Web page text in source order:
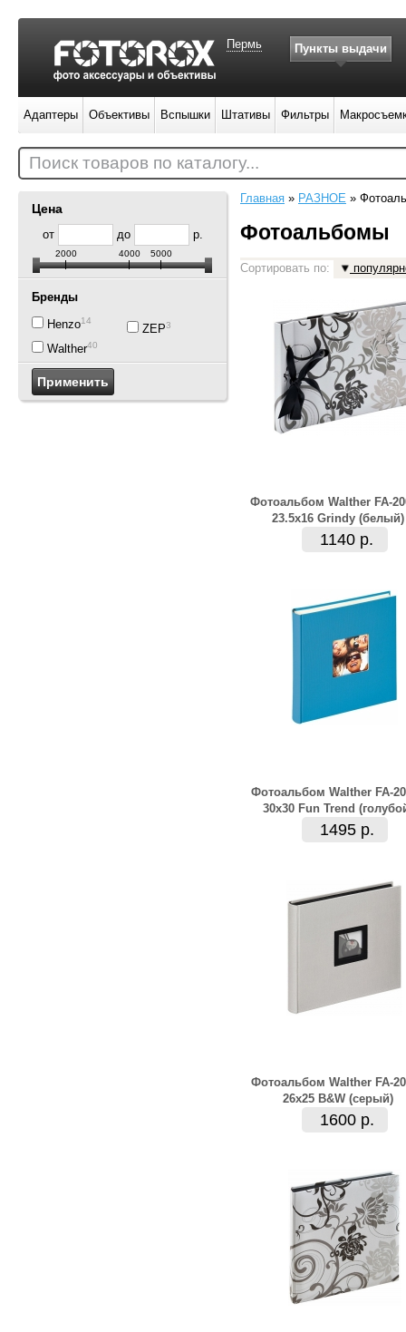
Цена
от до р.
2000 4000 5000
Бренды
Henzo14
Walther40
ZEP3
Главная » РАЗНОЕ »
Фотоальбомы
Сортировать по:
Фотоальбом Walther FA-
23.5x16 Grindy (белый)
1140 р.
Фотоальбом Walther FA-
30x30 Fun Trend
1495 р.
Фотоальбом Walther FA-
26x25 B&W (серый)
1600 р.
Пермь Пункты выдачи
Адаптеры Объективы Вспышки Штативы Фильтры
Поиск товаров по каталогу...